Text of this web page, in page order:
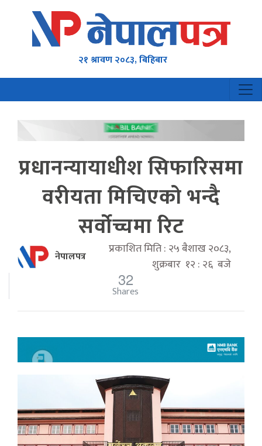
२१ श्रावण २०८३, बिहिबार
प्रधानन्यायाधीश सिफारिसमा
वरीयता मिचिएको भन्दै
सर्वोच्चमा रिट
नेपालपत्र
प्रकाशित मिति : २५ बैशाख २०८३,
शुक्रबार १२ : २६ बजे
32
Shares